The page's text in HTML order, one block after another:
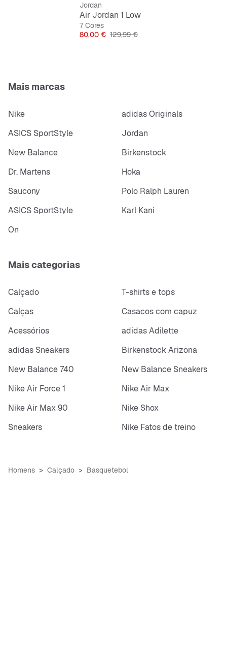
Jordan
Air Jordan 1 Low
7 Cores
Preço
80,00 € Preço original
129,99 €
Mais marcas
Nike
adidas Originals
ASICS SportStyle
Jordan
New Balance
Birkenstock
Dr. Martens
Hoka
Saucony
Polo Ralph Lauren
ASICS SportStyle
Karl Kani
On
Mais categorias
Calçado
T-shirts e tops
Calças
Casacos com capuz
Acessórios
adidas Adilette
adidas Sneakers
Birkenstock Arizona
New Balance 740
New Balance Sneakers
Nike Air Force 1
Nike Air Max
Nike Air Max 90
Nike Shox
Sneakers
Nike Fatos de treino
Homens Calçado Basquetebol